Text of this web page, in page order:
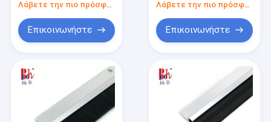
Ειδήσεις
Αυτόματες κατώτατες σφραγίδες πορτών
Λάβετε την πιο πρόσφατη τιμή
Επικοινωνήστε
κουνούπια για το
Λάβετε την πιο πρόσφατη τιμή
Επικοινωνήστε